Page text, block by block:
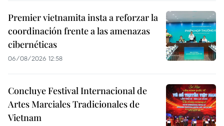
Premier vietnamita insta a reforzar la
coordinación frente a las amenazas
cibernéticas
06/08/2026 12:58
Concluye Festival Internacional de
Artes Marciales Tradicionales de
Vietnam